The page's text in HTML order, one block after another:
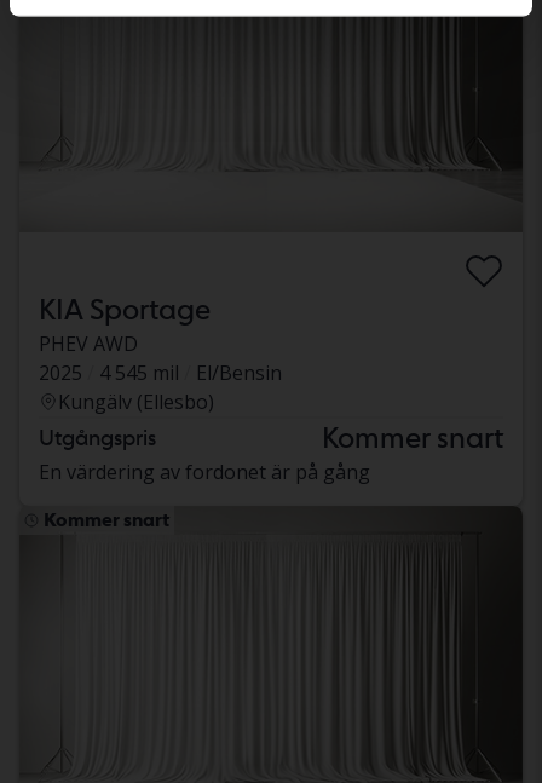
KIA Sportage
PHEV AWD
2025
4 545 mil
El/Bensin
Kungälv (Ellesbo)
Utgångspris Kommer snart
En värdering av fordonet är på gång
Kommer snart